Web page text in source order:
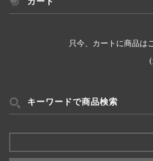
検
カート
只今、カートに商品は
キーワードで商品検索